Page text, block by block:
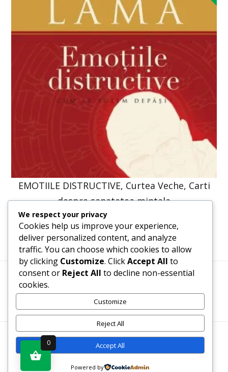
EMOTIILE DISTRUCTIVE, Curtea Veche, Carti
despre sanatatea mintala
61,31lei
Termeni, Condiții & Protecția Datelor (GDPR)
WWW.RECENZII-CARTI.RO ©2026 TOATE DREPTURILE
REZERVATE
We respect your privacy
Cookies help us improve your experience,
deliver personalized content, and analyze
traffic. You can choose which cookies to allow
by clicking Customize. ClickAccept All to
consent or Reject All to decline non-essential
cookies.
Customize
Reject All
Accept All
Powered by
0